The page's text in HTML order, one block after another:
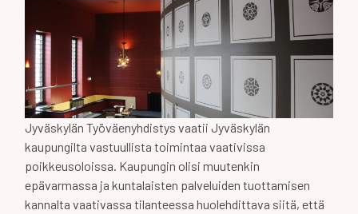
Jyväskylän Työväenyhdistys vaatii Jyväskylän
kaupungilta vastuullista toimintaa vaativissa
poikkeusoloissa. Kaupungin olisi muutenkin
epävarmassa ja kuntalaisten palveluiden tuottamisen
kannalta vaativassa tilanteessa huolehdittava siitä, että